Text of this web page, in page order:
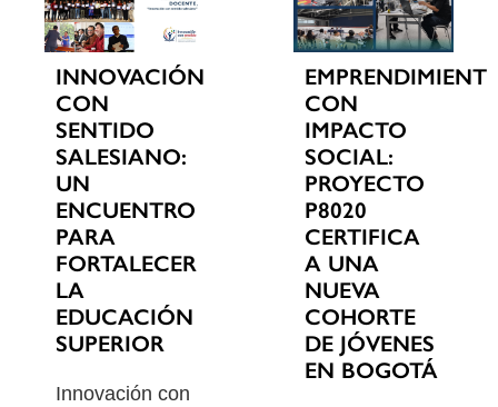
INNOVACIÓN
CON
SENTIDO
SALESIANO:
UN
ENCUENTRO
PARA
FORTALECER
LA
EDUCACIÓN
SUPERIOR
Innovación con
CON
IMPACTO
SOCIAL:
PROYECTO
P8020
CERTIFICA
A UNA
NUEVA
COHORTE
DE JÓVENES
EN BOGOTÁ